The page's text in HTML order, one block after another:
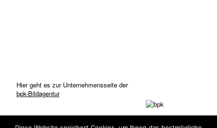
Hier geht es zur Unternehmensseite der
bpk-Bildagentur